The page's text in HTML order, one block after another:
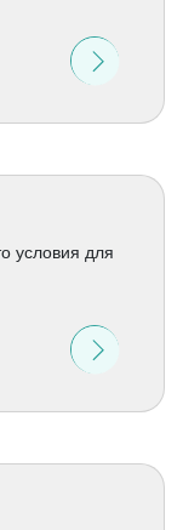
условия для